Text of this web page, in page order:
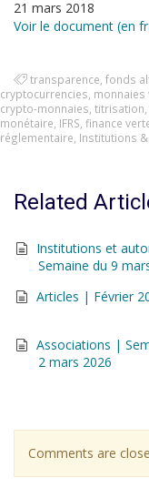
21 mars 2018
Voir le document (en
transparence fonds
cryptocurrencies monnaies
crypto-monnaies titrisation
monétaire IFRS finance
réglementaire Institutions
Related
Institutions et
Semaine du 9
Articles | Février
Associations |
2 mars 2026
Comments are